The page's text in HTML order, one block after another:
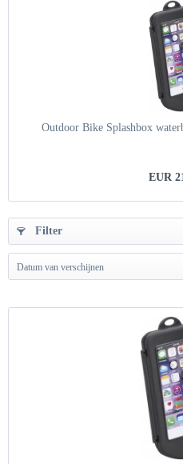
Outdoor Bike Splashbox
EUR
Filter
Datum van verschijnen